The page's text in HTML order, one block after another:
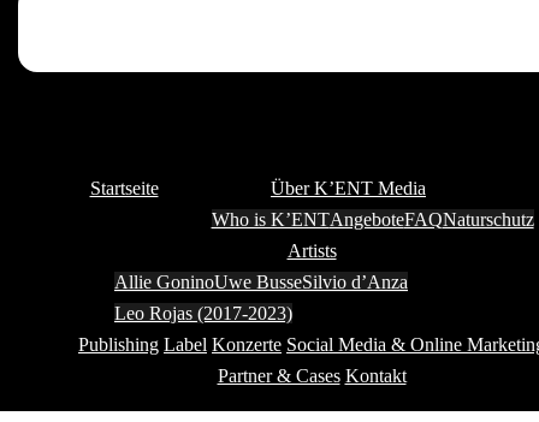
Startseite
Über K’ENT Media
Who is K’ENTAngeboteFAQNaturschutz
Artists
Allie GoninoUwe BusseSilvio d’Anza
Leo Rojas (2017-2023)
Publishing Label Konzerte Social Media & Online
Partner & Cases Kontakt